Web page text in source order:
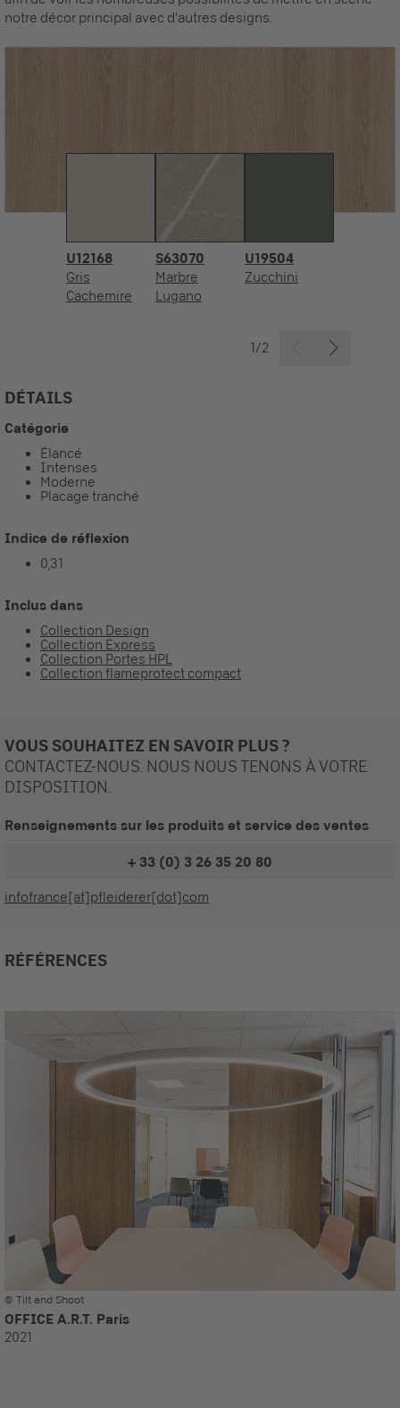
notre décor principal avec d'autres designs.
U12168
Gris
Cachemire
S63070
Marbre
Lugano
U19504
Zucchini
1/2
DÉTAILS
Catégorie
Élancé
Intenses
Moderne
Placage tranché
Indice de réflexion
0,31
Inclus dans
Collection Design
Collection Express
Collection Portes HPL
Collection flameprotect compact
VOUS SOUHAITEZ EN SAVOIR PLUS ?
CONTACTEZ-NOUS. NOUS NOUS TENONS À VOTRE
DISPOSITION.
Renseignements sur les produits et service des ventes
+ 33 (0) 3 26 35 20 80
infofrance[at]pfleiderer[dot]com
RÉFÉRENCES
© Tilt and Shoot
OFFICE A.R.T. Paris
2021